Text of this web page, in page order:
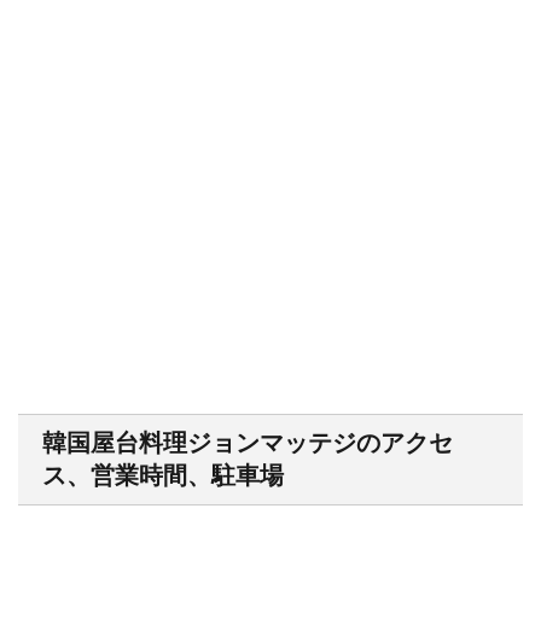
韓国屋台料理ジョンマッテジのアクセ
ス、営業時間、駐車場